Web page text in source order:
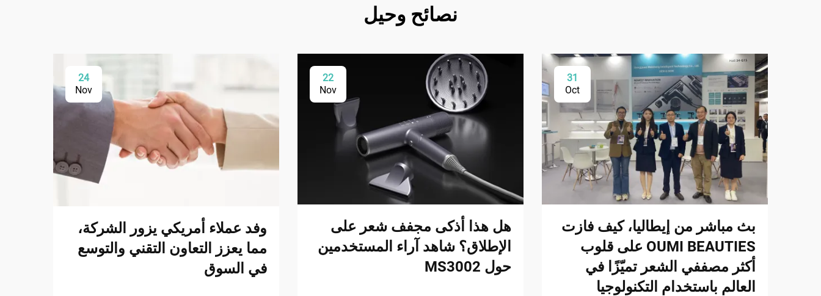
نصائح وحيل
31
Oct
بث مباشر من إيطاليا، كيف فازت
OUMI BEAUTIES على قلوب
أكثر مصففي الشعر تميّزًا في
العالم باستخدام التكنولوجيا
22
Nov
هل هذا أذكى مجفف شعر على
الإطلاق؟ شاهد آراء المستخدمين
حول MS3002
24
Nov
وفد عملاء أمريكي يزور الشركة،
مما يعزز التعاون التقني والتوسع
في السوق